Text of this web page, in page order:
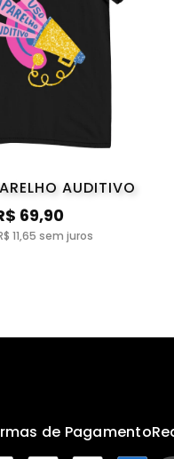
AUDITIVO
69,90
11,65 sem juros
de Pagamento